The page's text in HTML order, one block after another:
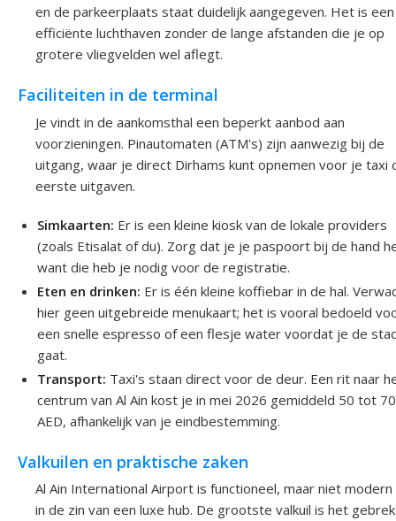
en de parkeerplaats staat duidelijk aangegeven. Het is een
efficiënte luchthaven zonder de lange afstanden die je op
grotere vliegvelden wel aflegt.
Faciliteiten in de terminal
Je vindt in de aankomsthal een beperkt aanbod aan
voorzieningen. Pinautomaten (ATM's) zijn aanwezig bij de
uitgang, waar je direct Dirhams kunt opnemen voor je taxi
eerste uitgaven.
Simkaarten: Er is een kleine kiosk van de lokale providers
(zoals Etisalat of du). Zorg dat je je paspoort bij de hand
want die heb je nodig voor de registratie.
Eten en drinken: Er is één kleine koffiebar in de hal.
hier geen uitgebreide menukaart; het is vooral bedoeld
een snelle espresso of een flesje water voordat je de
gaat.
Transport: Taxi's staan direct voor de deur. Een rit naar
centrum van Al Ain kost je in mei 2026 gemiddeld 50 tot 70
AED, afhankelijk van je eindbestemming.
Valkuilen en praktische zaken
Al Ain International Airport is functioneel, maar niet modern
in de zin van een luxe hub. De grootste valkuil is het gebrek